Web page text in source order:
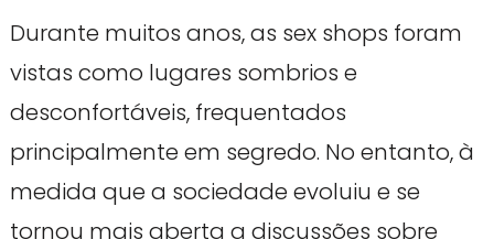
Durante muitos anos, as sex shops foram
vistas como lugares sombrios e
desconfortáveis, frequentados
principalmente em segredo. No entanto, à
medida que a sociedade evoluiu e se
tornou mais aberta a discussões sobre